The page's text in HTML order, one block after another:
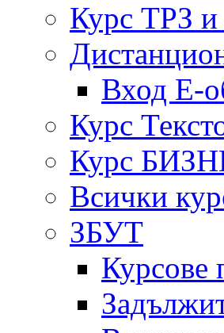
Курс ТРЗ
Вход Е-
Курс
Курс
Всички
ЗБУТ
Курсове